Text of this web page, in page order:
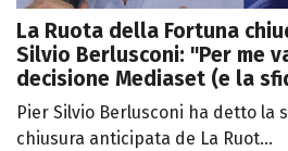
La Ruota della Fortuna
Silvio Berlusconi: "Per me
decisione Mediaset (e la
Pier Silvio Berlusconi ha detto la
chiusura anticipata de La Ruot...